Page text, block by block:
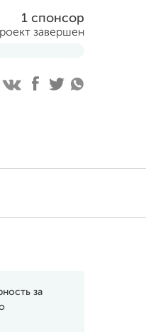
1 спонсор
завершен
за